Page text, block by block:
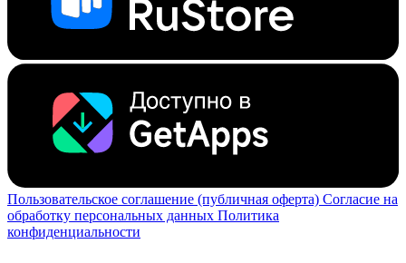
Пользовательское соглашение (публичная оферта) Согласие на
обработку персональных данных Политика
конфиденциальности